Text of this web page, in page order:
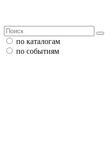
по каталогам
по событиям